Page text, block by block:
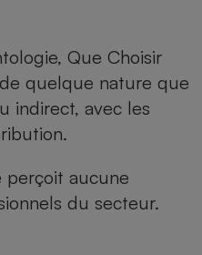
Que Choisir
quelque nature que
indirect, avec les
perçoit aucune
du secteur.